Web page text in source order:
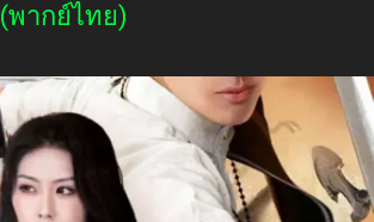
(พากย์ไทย)